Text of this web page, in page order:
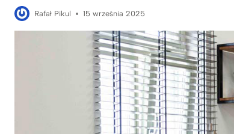
Rafał Pikul 15 września 2025